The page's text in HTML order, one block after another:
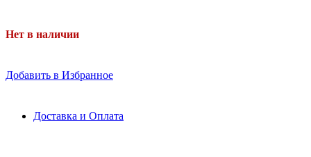
Нет в наличии
Добавить в Избранное
Доставка и Оплата